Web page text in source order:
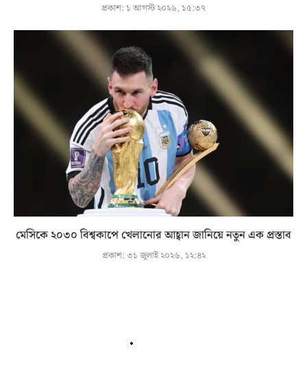
প্রকাশ: ১ আগস্ট ২০২৬, ১৫:৩৭
মেসিকে ২০৩০ বিশ্বকাপে খেলানোর আহ্বান জানিয়ে নতুন এক প্রস্তাব
প্রকাশ:৩১ জুলাই ২০২৬, ১২:৪২